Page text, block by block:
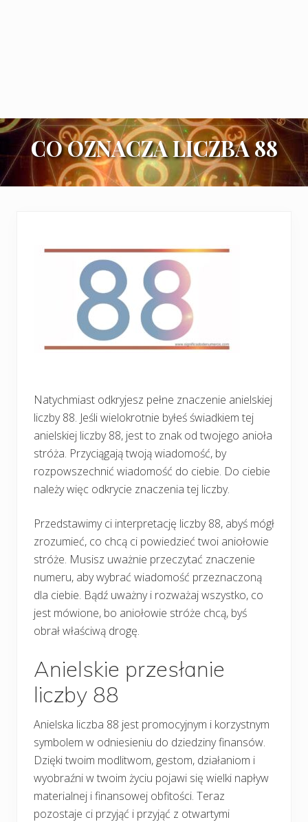
CO OZNACZA LICZBA 88
Natychmiast odkryjesz pełne znaczenie anielskiej
liczby 88. Jeśli wielokrotnie byłeś świadkiem tej
anielskiej liczby 88, jest to znak od twojego anioła
stróża. Przyciągają twoją wiadomość, by
rozpowszechnić wiadomość do ciebie. Do ciebie
należy więc odkrycie znaczenia tej liczby.
Przedstawimy ci interpretację liczby 88, abyś mógł
zrozumieć, co chcą ci powiedzieć twoi aniołowie
stróże. Musisz uważnie przeczytać znaczenie
numeru, aby wybrać wiadomość przeznaczoną
dla ciebie. Bądź uważny i rozważaj wszystko, co
jest mówione, bo aniołowie stróże chcą, byś
obrał właściwą drogę.
Anielskie przesłanie
liczby 88
Anielska liczba 88 jest promocyjnym i korzystnym
symbolem w odniesieniu do dziedziny finansów.
Dzięki twoim modlitwom, gestom, działaniom i
wyobraźni w twoim życiu pojawi się wielki napływ
materialnej i finansowej obfitości. Teraz
pozostaje ci przyjąć i przyjąć z otwartymi